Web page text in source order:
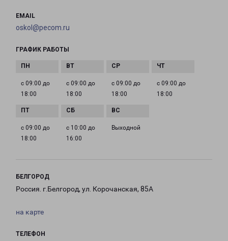
EMAIL
oskol@pecom.ru
ГРАФИК РАБОТЫ
с 09:00 до
18:00
с 09:00 до
18:00
с 09:00 до
18:00
с 09:00 до
18:00
с 09:00 до
18:00
с 10:00 до
16:00
Выходной
БЕЛГОРОД
Россия. г.Белгород, ул. Корочанская, 85А
на карте
ТЕЛЕФОН